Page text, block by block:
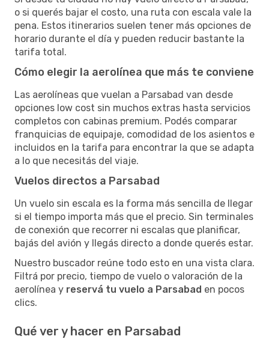
o si querés bajar el costo, una ruta con escala vale la
pena. Estos itinerarios suelen tener más opciones de
horario durante el día y pueden reducir bastante la
tarifa total.
Cómo elegir la aerolínea que más te conviene
Las aerolíneas que vuelan a Parsabad van desde
opciones low cost sin muchos extras hasta servicios
completos con cabinas premium. Podés comparar
franquicias de equipaje, comodidad de los asientos e
incluidos en la tarifa para encontrar la que se adapta
a lo que necesitás del viaje.
Vuelos directos a Parsabad
Un vuelo sin escala es la forma más sencilla de llegar
si el tiempo importa más que el precio. Sin terminales
de conexión que recorrer ni escalas que planificar,
bajás del avión y llegás directo a donde querés estar.
Nuestro buscador reúne todo esto en una vista clara.
Filtrá por precio, tiempo de vuelo o valoración de la
aerolínea y reservá tu vuelo a Parsabad en pocos
clics.
Qué ver y hacer en Parsabad